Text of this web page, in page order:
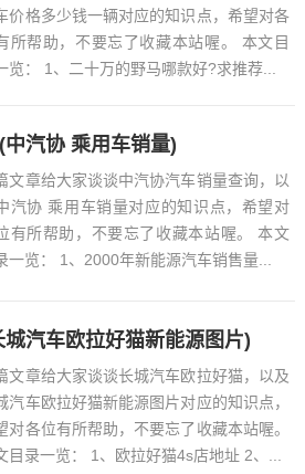
价格多少钱一辆对应的知识点，希望对各
所帮助，不要忘了收藏本站喔。 本文目
览： 1、二十万的野马哪款好?求推荐...
汽协 乘用车销量)
文章给大家谈谈中汽协汽车销量查询，以
汽协 乘用车销量对应的知识点，希望对
有所帮助，不要忘了收藏本站喔。 本文
一览： 1、2000年新能源汽车销售量...
汽车欧拉好猫新能源图片)
文章给大家谈谈长城汽车欧拉好猫，以及
汽车欧拉好猫新能源图片对应的知识点，
对各位有所帮助，不要忘了收藏本站喔。
目录一览： 1、欧拉好猫4s店地址 2、...